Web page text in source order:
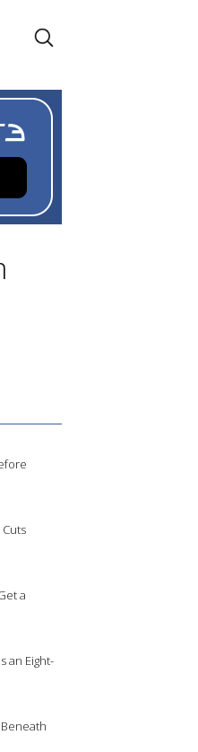
a
an Eight-